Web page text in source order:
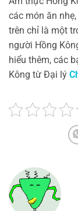
các món ăn
trên chỉ là một
người Hồng
hiểu thêm, các
Kông từ Đại lý